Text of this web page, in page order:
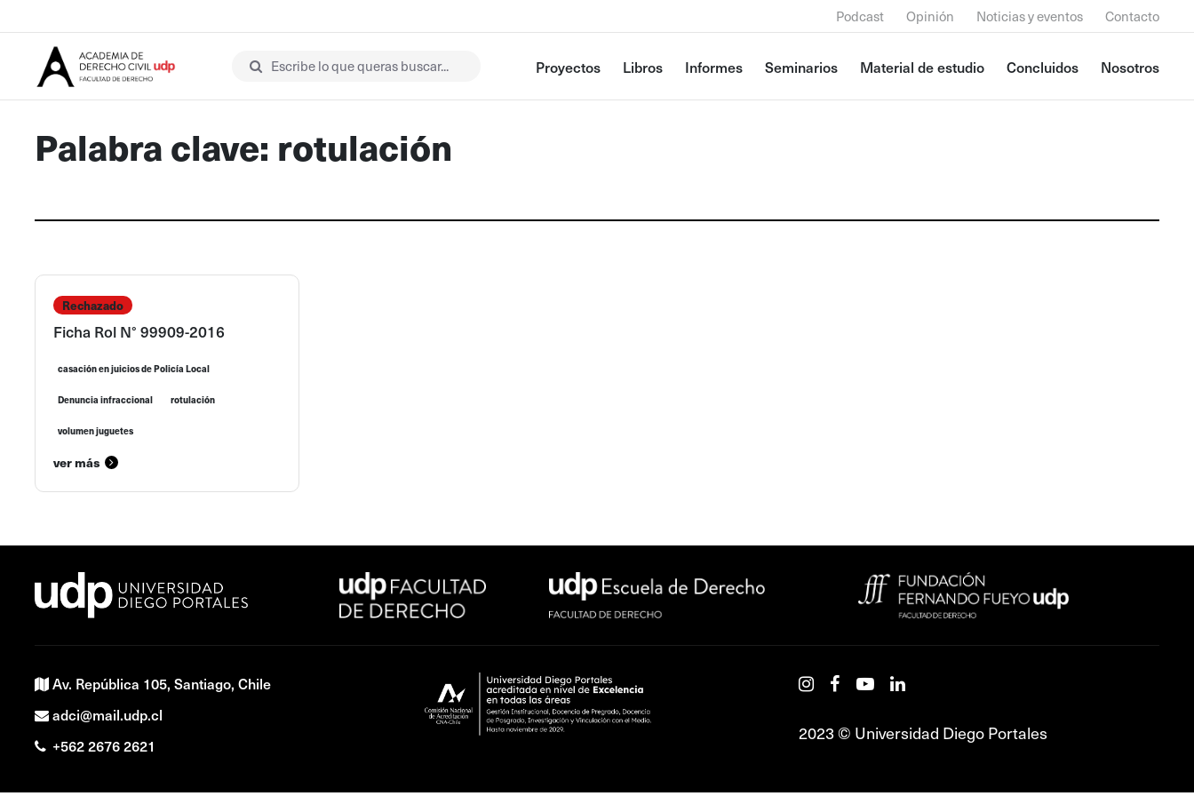
Podcast Opinión Noticias y eventos Contacto
Escribe lo que queras buscar... Proyectos Libros Informes Seminarios Material de estudio Concluidos Nosotros
Palabra clave: rotulación
Rechazado
Ficha Rol N° 99909-2016
casación en juicios de Policía Local
Denuncia infraccional rotulación
volumen juguetes
ver más
Av. República 105, Santiago, Chile
adci@mail.udp.cl
+562 2676 2621
2023 © Universidad Diego Portales